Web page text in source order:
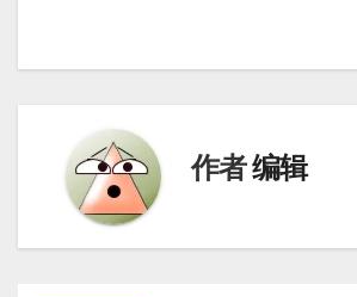
航
作者编辑